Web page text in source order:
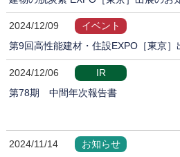
2024/12/09
イベント
第9回高性能建材・住設EXPO［東京
2024/12/06
IR
第78期 中間年次報告書
2024/11/14
お知らせ